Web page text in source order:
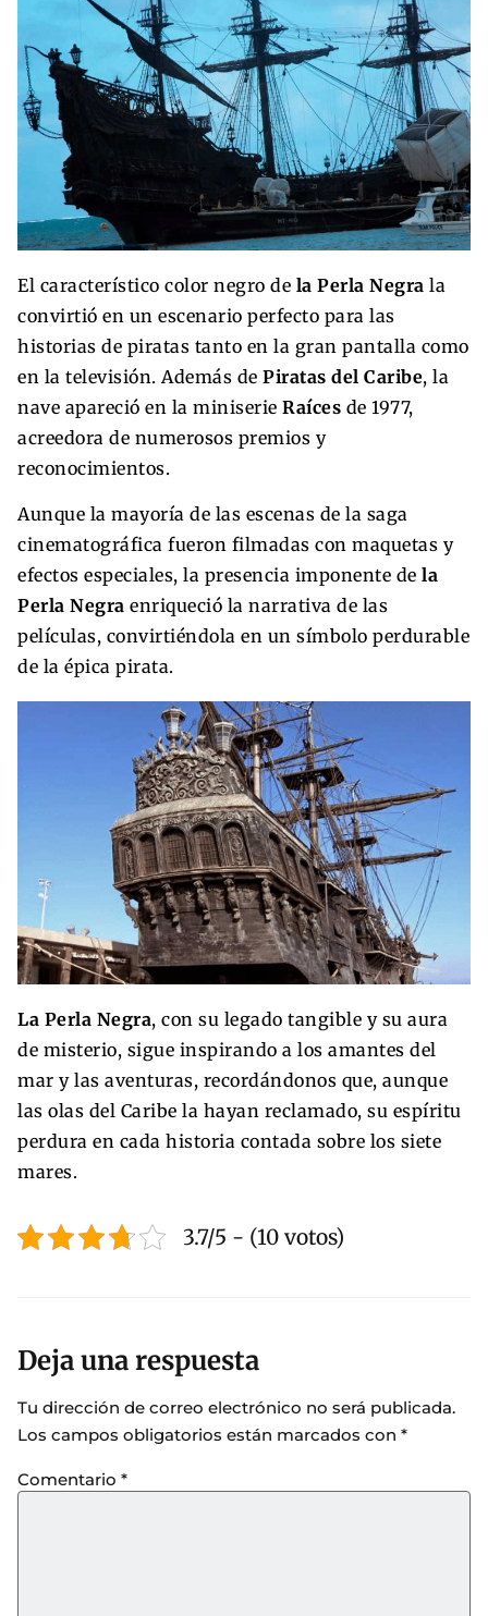
El característico color negro de la Perla Negra la
convirtió en un escenario perfecto para las
historias de piratas tanto en la gran pantalla como
en la televisión. Además de Piratas del Caribe, la
nave apareció en la miniserie Raíces de 1977,
acreedora de numerosos premios y
reconocimientos.
Aunque la mayoría de las escenas de la saga
cinematográfica fueron filmadas con maquetas y
efectos especiales, la presencia imponente de la
Perla Negra enriqueció la narrativa de las
películas, convirtiéndola en un símbolo perdurable
de la épica pirata.
La Perla Negra, con su legado tangible y su aura
de misterio, sigue inspirando a los amantes del
mar y las aventuras, recordándonos que, aunque
las olas del Caribe la hayan reclamado, su espíritu
perdura en cada historia contada sobre los siete
mares.
3.7/5 - (10 votos)
Deja una respuesta
Tu dirección de correo electrónico no será publicada.
Los campos obligatorios están marcados con *
Comentario *